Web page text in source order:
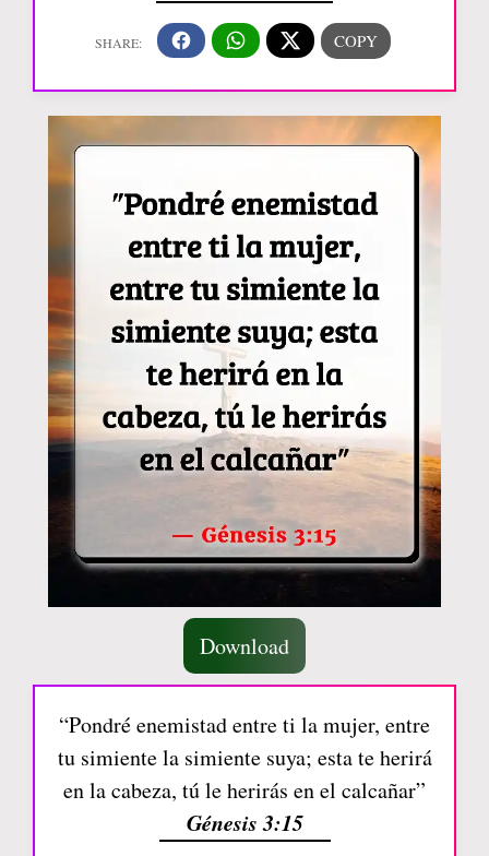
Download
“Pondré enemistad entre ti la mujer, entre
tu simiente la simiente suya; esta te herirá
en la cabeza, tú le herirás en el calcañar”
Génesis 3:15